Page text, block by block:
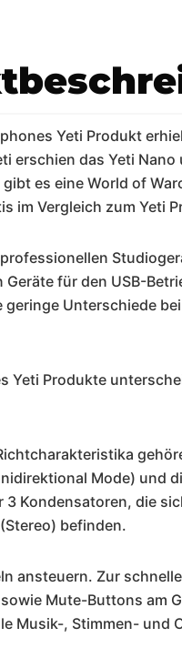
Yeti Produkt
erschien das Yeti
es eine World of
im Vergleich zum Yeti
Geräte für den USB-
geringe Unterschiede
Yeti Produkte
Mode) und
3 Kondensatoren, die
befinden.
ansteuern. Zur
Mute-Buttons am
Musik-, Stimmen- und